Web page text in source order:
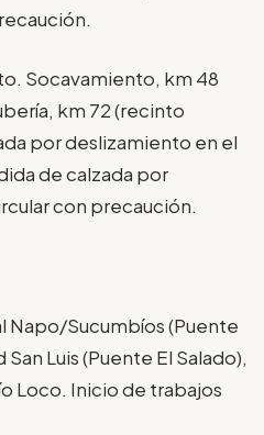
Socavamiento, km 48
km 72 (recinto
por deslizamiento en el
de calzada por
con precaución.
Napo/Sucumbíos (Puente
Luis (Puente El Salado),
Loco. Inicio de trabajos